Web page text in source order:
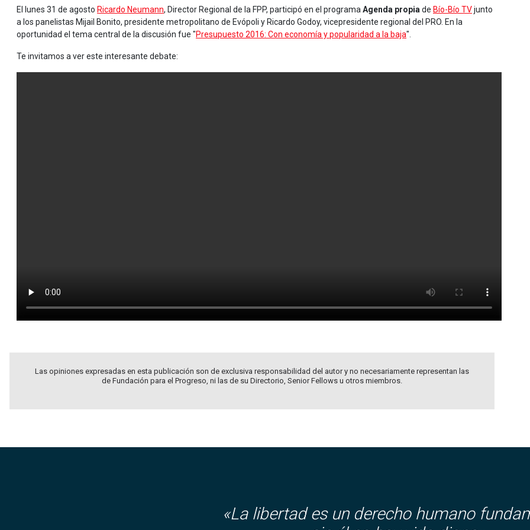
El lunes 31 de agosto Ricardo Neumann, Director Regional de la FPP, participó en el programa Agenda propia de Bío-Bío TVjunto
a los panelistas Mijail Bonito, presidente metropolitano de Evópoli y Ricardo Godoy, vicepresidente regional del PRO. En la
oportunidad el tema central de la discusión fue "Presupuesto 2016: Con economía y popularidad a la baja".
Te invitamos a ver este interesante debate:
Las opiniones expresadas en esta publicación son de exclusiva responsabilidad del autor y no necesariamente representan las
de Fundación para el Progreso, ni las de su Directorio, Senior Fellows u otros miembros.
«La libertad es un derecho humano